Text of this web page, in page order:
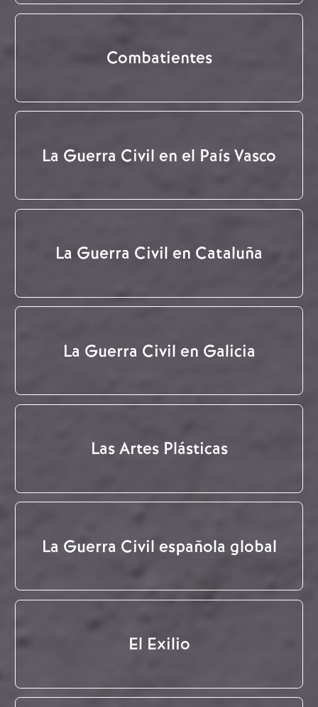
Combatientes
La Guerra Civil en el País Vasco
La Guerra Civil en Cataluña
La Guerra Civil en Galicia
Las Artes Plásticas
La Guerra Civil española global
El Exilio